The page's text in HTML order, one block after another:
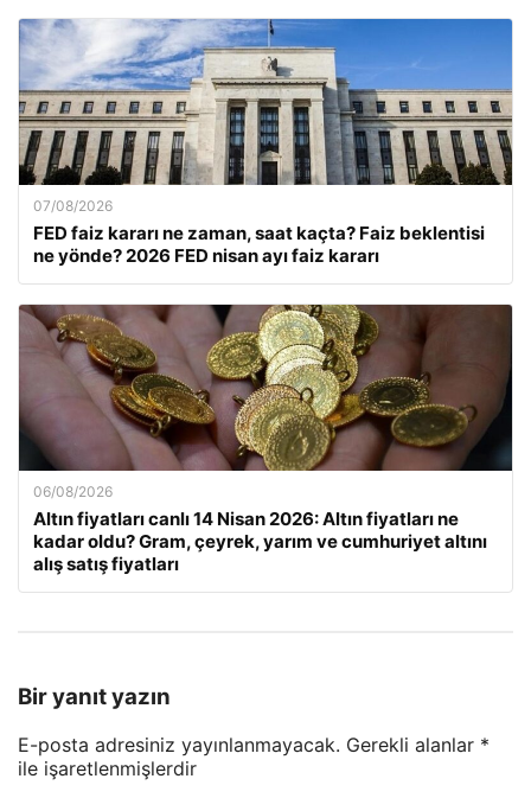
07/08/2026
FED faiz kararı ne zaman, saat kaçta? Faiz beklentisi
ne yönde? 2026 FED nisan ayı faiz kararı
06/08/2026
Altın fiyatları canlı 14 Nisan 2026: Altın fiyatları ne
kadar oldu? Gram, çeyrek, yarım ve cumhuriyet altını
alış satış fiyatları
Bir yanıt yazın
E-posta adresiniz yayınlanmayacak. Gerekli alanlar *
ile işaretlenmişlerdir